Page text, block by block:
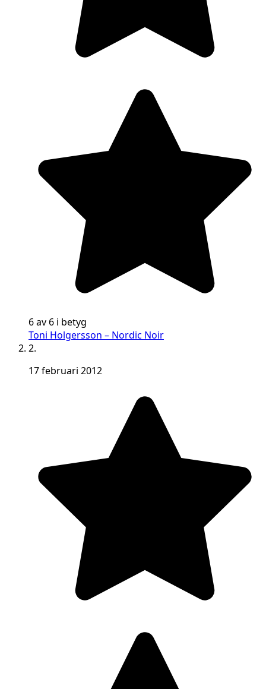
6 av 6 i betyg
Toni Holgersson – Nordic Noir
2.
17 februari 2012